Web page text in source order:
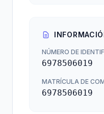
NÚMERO DE
6978506019
MATRÍCULA DE
6978506019